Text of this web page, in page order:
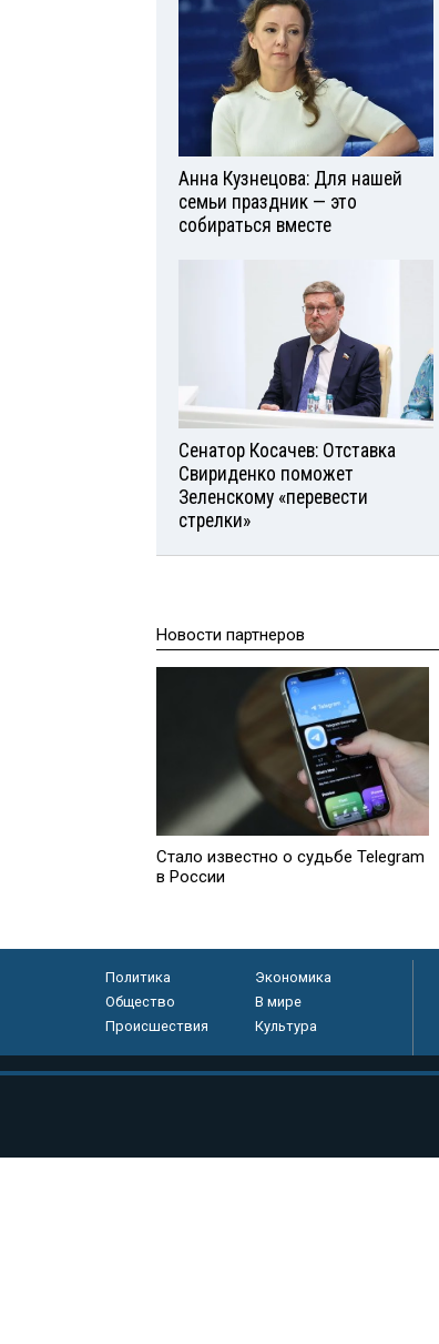
Анна Кузнецова: Для нашей
семьи праздник — это
собираться вместе
Сенатор Косачев: Отставка
Свириденко поможет
Зеленскому «перевести
стрелки»
Новости партнеров
Стало известно о судьбе Telegram
в России
Политика
Экономика
Общество
В мире
Происшествия
Культура